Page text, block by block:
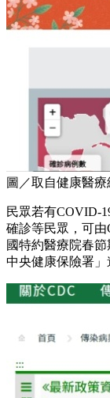
圖／取自健康醫療
民眾若有COVID-
確診等民眾，可
國特約醫療院春
中央健康保險署」